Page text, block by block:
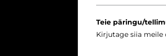
Teie päringu/